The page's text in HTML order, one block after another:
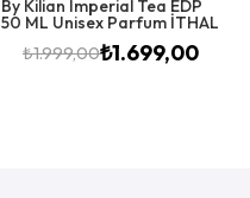
By Kilian Imperial Tea EDP
50 ML Unisex Parfum İTHAL
₺1.999,00₺1.699,00